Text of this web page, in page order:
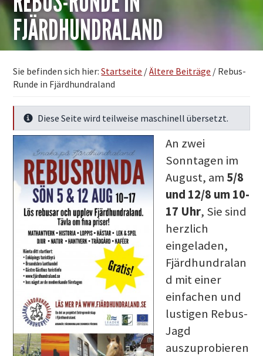
FJÄRDHUNDRALAND
Sie befinden sich hier:Startseite /Ältere Beiträge / Rebus-
Runde in Fjärdhundraland
Mehr Infos
Diese Seite wird teilweise maschinell übersetzt.
An zwei
Sonntagen im
August, am 5/8
und 12/8 um 10-
17 Uhr, Sie sind
herzlich
eingeladen,
Fjärdhundralan
d mit einer
einfachen und
lustigen Rebus-
Jagd
auszuprobieren